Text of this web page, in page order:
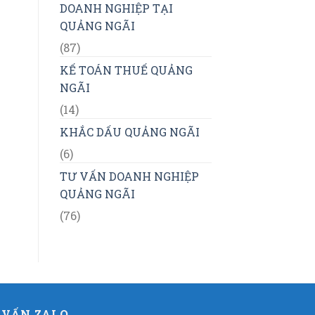
DOANH NGHIỆP TẠI
QUẢNG NGÃI
(87)
KẾ TOÁN THUẾ QUẢNG
NGÃI
(14)
KHẮC DẤU QUẢNG NGÃI
(6)
TƯ VẤN DOANH NGHIỆP
QUẢNG NGÃI
(76)